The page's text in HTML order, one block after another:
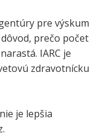
pre výskum
prečo počet
IARC je
zdravotnícku
je lepšia